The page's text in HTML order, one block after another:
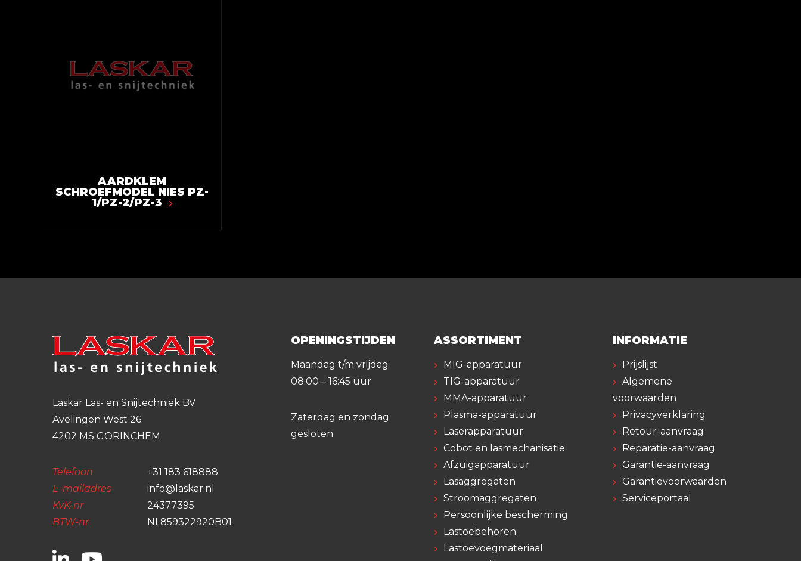
AARDKLEM
SCHROEFMODEL NIES PZ-
1/PZ-2/PZ-3
Laskar Las- en Snijtechniek BV
Avelingen West 26
4202 MS GORINCHEM
Telefoon
+31 183 618888
E-mailadres
info@laskar.nl
KvK-nr
24377395
BTW-nr
NL859322920B01
OPENINGSTIJDEN
Maandag t/m vrijdag
08:00 – 16:45 uur
Zaterdag en zondag
gesloten
ASSORTIMENT
MIG-apparatuur
TIG-apparatuur
MMA-apparatuur
Plasma-apparatuur
Laserapparatuur
Cobot en lasmechanisatie
Afzuigapparatuur
Lasaggregaten
Stroomaggregaten
Persoonlijke bescherming
Lastoebehoren
Lastoevoegmateriaal
INFORMATIE
Prijslijst
Algemene
voorwaarden
Privacyverklaring
Retour-aanvraag
Reparatie-aanvraag
Garantie-aanvraag
Garantievoorwaarden
Serviceportaal